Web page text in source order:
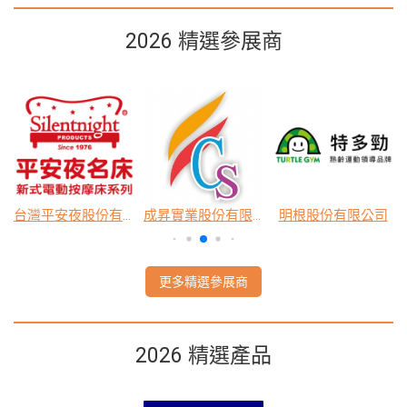
2026 精選參展商
祐奇健康科技股份有限公司 衛生福利部社會及家庭署 好行福祉車實業有限公司
更多精選參展商
2026 精選產品